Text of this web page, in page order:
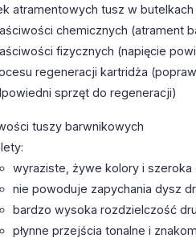
atramentowych tusz w
chemicznych (atrament
fizycznych (napięcie
regeneracji kartridża
sprzęt do regeneracji)
tuszy barwnikowych
wyraziste, żywe kolory i szeroka
nie powoduje zapychania dysz
bardzo wysoka rozdzielczość
płynne przejścia tonalne i